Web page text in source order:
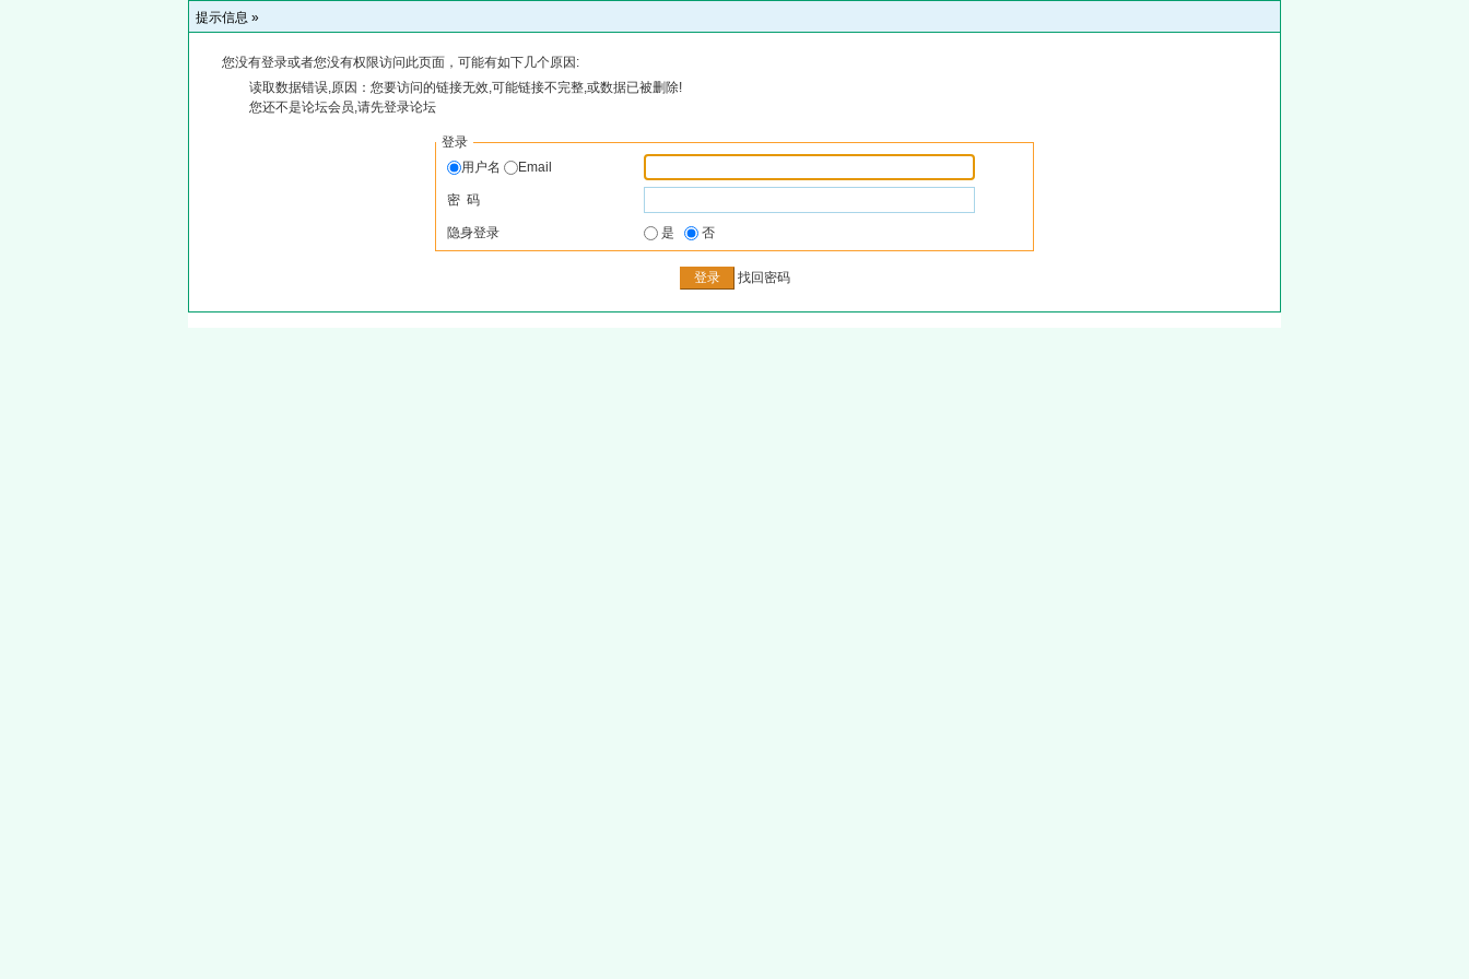
提示信息 »
您没有登录或者您没有权限访问此页面，可能有如下几个原因:
读取数据错误,原因：您要访问的链接无效,可能链接不完整,或数据已被删除!
您还不是论坛会员,请先登录论坛
登录
用户名
Email
密 码
隐身登录 是 否
找回密码